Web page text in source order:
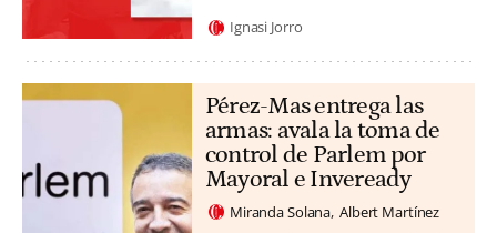
Ignasi Jorro
Pérez-Mas entrega las
armas: avala la toma de
control de Parlem por
Mayoral e Inveready
Miranda Solana Albert Martínez